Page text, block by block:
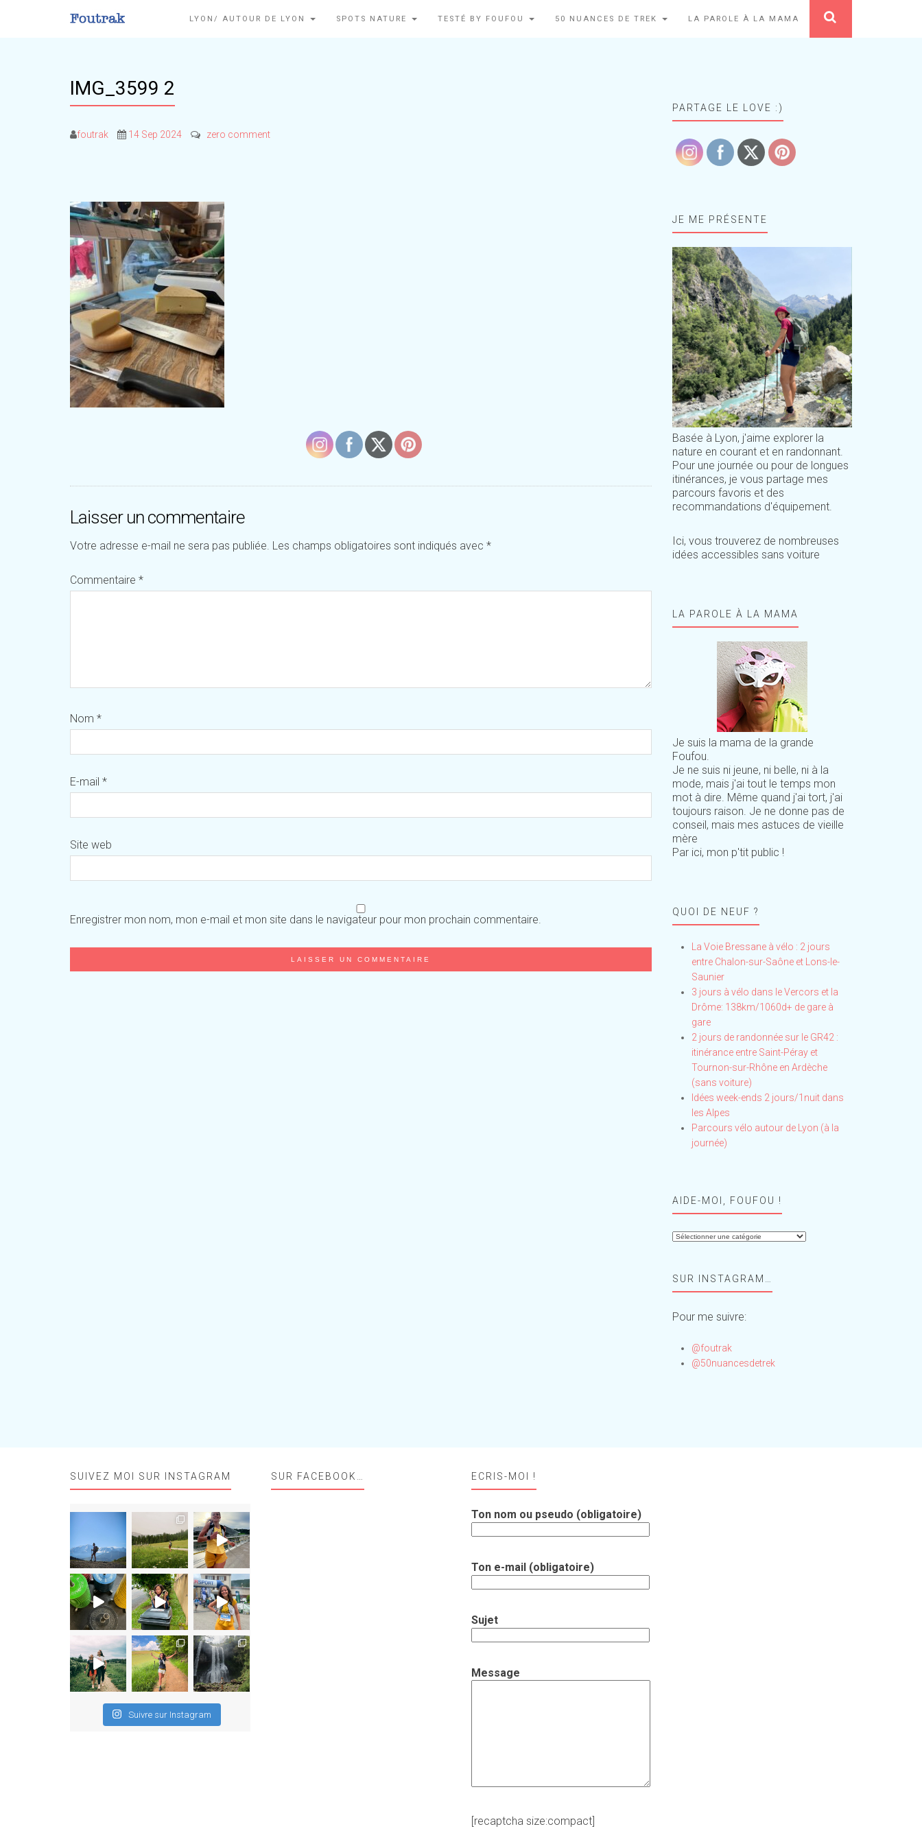
LYON/ AUTOUR DE LYON SPOTS NATURE TESTÉ BY FOUFOU 50 NUANCES DE TREK LA PAROLE À LA MAMA
IMG_3599 2
foutrak 14 Sep 2024 zero comment
Laisser un commentaire
Votre adresse e-mail ne sera pas publiée. Les champs obligatoires sont indiqués avec *
Commentaire *
Nom *
E-mail *
Site web
Enregistrer mon nom, mon e-mail et mon site dans le navigateur pour mon prochain commentaire.
PARTAGE LE LOVE :)
JE ME PRÉSENTE
Basée à Lyon, j'aime explorer la
nature en courant et en randonnant.
Pour une journée ou pour de longues
itinérances, je vous partage mes
parcours favoris et des
recommandations d'équipement.
Ici, vous trouverez de nombreuses
idées accessibles sans voiture
LA PAROLE À LA MAMA
Je suis la mama de la grande
Foufou.
Je ne suis ni jeune, ni belle, ni à la
mode, mais j'ai tout le temps mon
mot à dire. Même quand j'ai tort, j'ai
toujours raison. Je ne donne pas de
conseil, mais mes astuces de vieille
mère
Par ici, mon p'tit public !
QUOI DE NEUF ?
La Voie Bressane à vélo : 2 jours
entre Chalon-sur-Saône et Lons-le-
Saunier
3 jours à vélo dans le Vercors et la
Drôme: 138km/1060d+ de gare à
gare
2 jours de randonnée sur le GR42 :
itinérance entre Saint-Péray et
Tournon-sur-Rhône en Ardèche
(sans voiture)
Idées week-ends 2 jours/1nuit dans
les Alpes
Parcours vélo autour de Lyon (à la
journée)
AIDE-MOI, FOUFOU !
Aide-
!SUR INSTAGRAM…
Pour me suivre:
@foutrak
@50nuancesdetrek
SUIVEZ MOI SUR INSTAGRAM
Suivre sur Instagram
SUR FACEBOOK… ECRIS-MOI !
Ton nom ou pseudo (obligatoire)
Ton e-mail (obligatoire)
Sujet
Message
[recaptcha size:compact]